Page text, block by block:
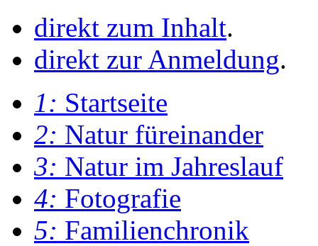
direkt zum Inhalt.
direkt zur Anmeldung.
1: Startseite
2: Natur füreinander
3: Natur im Jahreslauf
4: Fotografie
5: Familienchronik